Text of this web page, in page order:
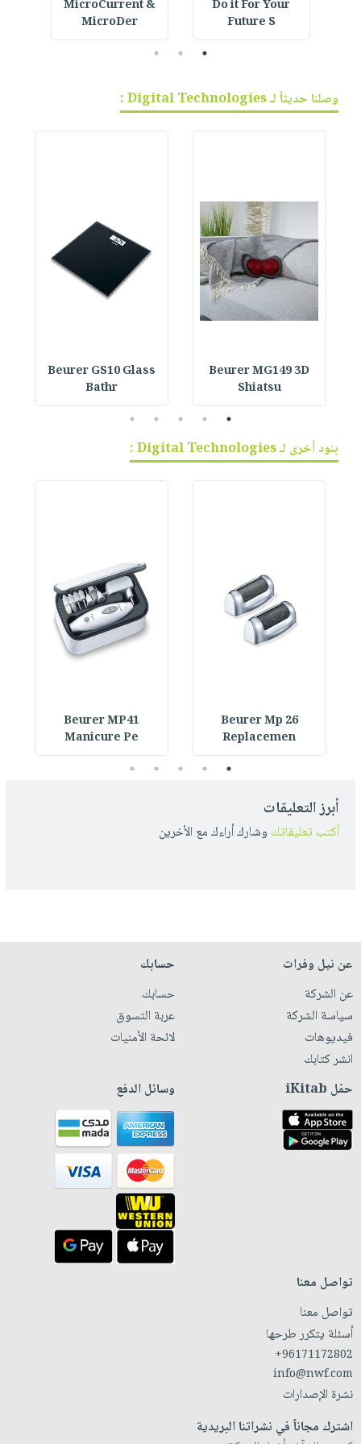
Do it For Your
Future S
MicroCurrent &
MicroDer
1
2
3
وصلنا حديثاً لـ Digital Technologies :
Beurer MG149 3D
Shiatsu
Beurer GS10 Glass
Bathr
1
2
3
4
5
بنود أخرى لـ Digital Technologies :
Beurer Mp 26
Replacemen
Beurer MP41
Manicure Pe
1
2
3
4
5
أبرز التعليقات
أكتب تعليقاتك وشارك أراءك مع الأخرين
عن نيل وفرات
عن الشركة
سياسة الشركة
فيديوهات
انشر كتابك
حسابك
حسابك
عربة التسوق
لائحة الأمنيات
حمّل iKitab وسائل الدفع
تواصل معنا
تواصل معنا
أسئلة يتكرر طرحها
+96171172802
info@nwf.com
نشرة الإصدارات
اشترك مجاناً في نشراتنا البريدية